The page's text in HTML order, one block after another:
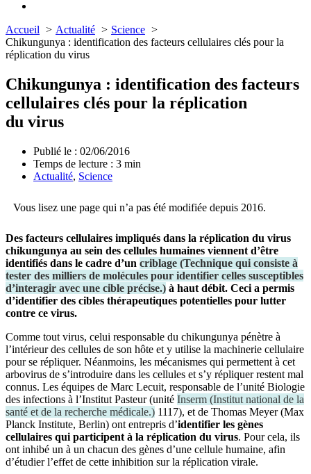
Accueil Actualité
Science
Chikungunya : identification des facteurs cellulaires clés pour la
réplication du virus
Chikungunya : identification des facteurs
cellulaires clés pour la réplication
du virus
Publié le : 02/06/2016
Temps de lecture : 3 min
Actualité, Science
Vous lisez une page qui n’a pas été modifiée depuis 2016.
Des facteurs cellulaires impliqués dans la réplication du virus
chikungunya au sein des cellules humaines viennent d’être
identifiés dans le cadre d’un criblage (Technique qui consiste à
tester des milliers de molécules pour identifier celles susceptibles
d’interagir avec une cible précise.) à haut débit. Ceci a permis
d’identifier des cibles thérapeutiques potentielles pour lutter
contre ce virus.
Comme tout virus, celui responsable du chikungunya pénètre à
l’intérieur des cellules de son hôte et y utilise la machinerie cellulaire
pour se répliquer. Néanmoins, les mécanismes qui permettent à cet
arbovirus de s’introduire dans les cellules et s’y répliquer restent mal
connus. Les équipes de Marc Lecuit, responsable de l’unité Biologie
des infections à l’Institut Pasteur (unité Inserm (Institut national de la
santé et de la recherche médicale.) 1117), et de Thomas Meyer (Max
Planck Institute, Berlin) ont entrepris d’identifier les gènes
cellulaires qui participent à la réplication du virus. Pour cela, ils
ont inhibé un à un chacun des gènes d’une cellule humaine, afin
d’étudier l’effet de cette inhibition sur la réplication virale.